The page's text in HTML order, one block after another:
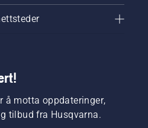
å motta oppdateringer,
tilbud fra Husqvarna.